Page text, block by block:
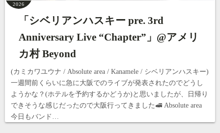
2026
「シベリアンハスキー pre. 3rd
Anniversary Live “Chapter”」@アメリ
カ村 Beyond
(カミカワユウナ / Absolute area / Kanamele / シベリアンハスキー)
一週間前くらいに急に大阪でのライブが発表されたのでどうし
ようかな？(ホテルを予約するかどうか)と思いましたが、日帰り
できそうな感じだったので大阪行ってきました🚅 Absolute area
今日もバンド…